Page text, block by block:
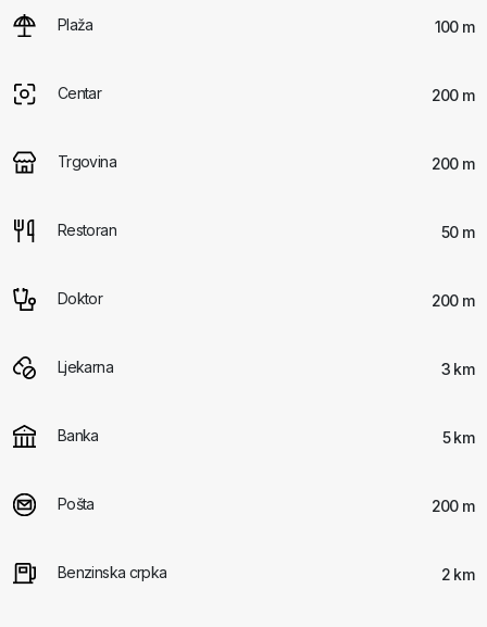
Plaža 100 m
Centar 200 m
Trgovina 200 m
Restoran 50 m
Doktor 200 m
Ljekarna 3 km
Banka 5 km
Pošta 200 m
Benzinska crpka 2 km